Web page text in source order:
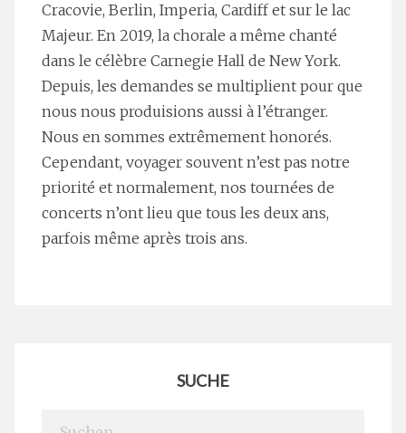
Cracovie, Berlin, Imperia, Cardiff et sur le lac
Majeur. En 2019, la chorale a même chanté
dans le célèbre Carnegie Hall de New York.
Depuis, les demandes se multiplient pour que
nous nous produisions aussi à l’étranger.
Nous en sommes extrêmement honorés.
Cependant, voyager souvent n’est pas notre
priorité et normalement, nos tournées de
concerts n’ont lieu que tous les deux ans,
parfois même après trois ans.
SUCHE
Search